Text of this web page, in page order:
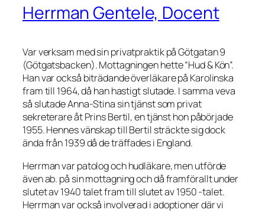
Herrman Gentele, Docent
Var verksam med sin privatpraktik på Götgatan 9
(Götgatsbacken). Mottagningen hette “Hud & Kön”.
Han var också biträdande överläkare på Karolinska
fram till 1964, då han hastigt slutade. I samma veva
så slutade Anna-Stina sin tjänst som privat
sekreterare åt Prins Bertil, en tjänst hon påbörjade
1955. Hennes vänskap till Bertil sträckte sig dock
ända från 1939 då de träffades i England.
Herrman var patolog och hudläkare, men utförde
även ab. på sin mottagning och då framförallt under
slutet av 1940 talet fram till slutet av 1950 -talet.
Herrman var också involverad i adoptioner där vi